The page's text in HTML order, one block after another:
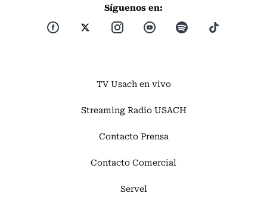
Síguenos en:
TV Usach en vivo
Streaming Radio USACH
Contacto Prensa
Contacto Comercial
Servel